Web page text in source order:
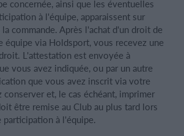
concernée, ainsi que les éventuelles
à l'équipe, apparaissent sur
commande. Après l'achat d'un droit de
équipe via Holdsport, vous recevez une
L'attestation est envoyée à
vous avez indiquée, ou par un autre
que vous avez inscrit via votre
et, le cas échéant, imprimer
être remise au Club au plus tard lors
à l'équipe.